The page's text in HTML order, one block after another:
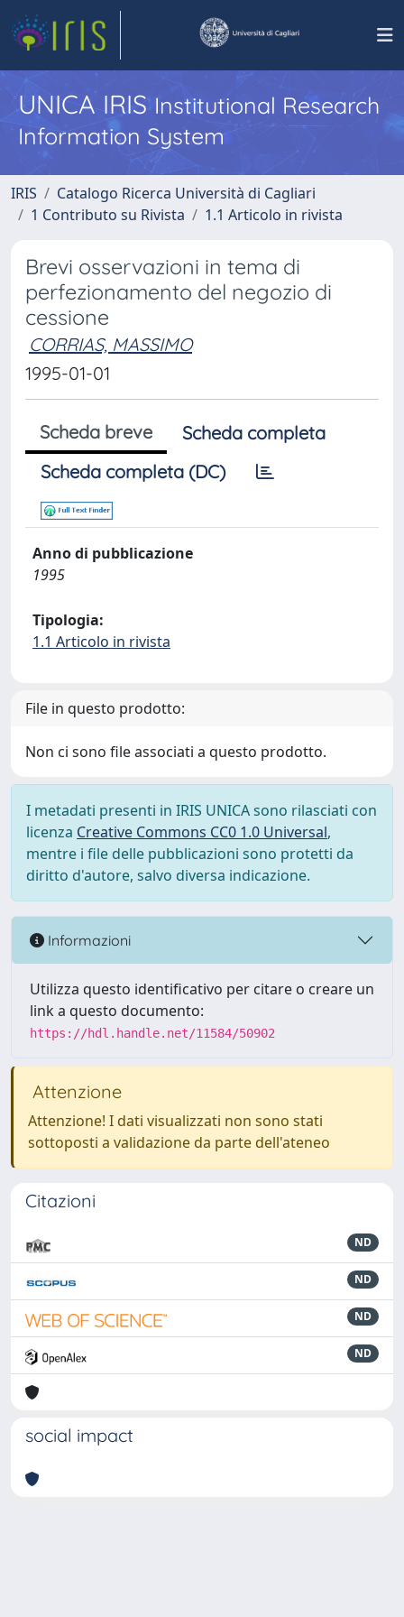
UNICA IRISInstitutional Research
Information System
IRIS
Catalogo Ricerca Università di Cagliari
1 Contributo su Rivista
1.1 Articolo in rivista
Brevi osservazioni in tema di
perfezionamento del negozio di
cessione
CORRIAS, MASSIMO
1995-01-01
Scheda breve
Scheda completa
Scheda completa (DC)
Anno di pubblicazione
1995
Tipologia:
1.1 Articolo in rivista
File in questo prodotto:
Non ci sono file associati a questo prodotto.
I metadati presenti in IRIS UNICA sono rilasciati con
licenza Creative Commons CC0 1.0 Universal,
mentre i file delle pubblicazioni sono protetti da
diritto d'autore, salvo diversa indicazione.
Informazioni
Utilizza questo identificativo per citare o creare un
link a questo documento:
https://hdl.handle.net/11584/50902
Attenzione
Attenzione! I dati visualizzati non sono stati
sottoposti a validazione da parte dell'ateneo
Citazioni
ND
ND
ND
ND
social impact